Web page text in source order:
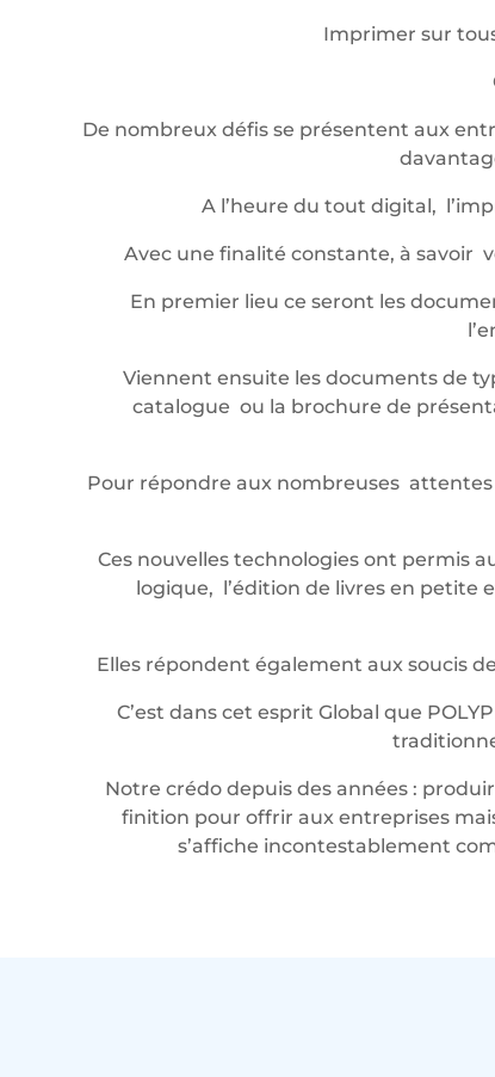
Imprimer sur
De nombreux défis se présentent aux
A l’heure du tout digital,
Avec une finalité constante, à savoir
En premier lieu ce seront les
Viennent ensuite les documents de
catalogue ou la brochure de
Pour répondre aux nombreuses attentes
Ces nouvelles technologies ont permis
logique, l’édition de livres en
Elles répondent également aux soucis
C’est dans cet esprit Global que
Notre crédo depuis des années :
finition pour offrir aux entreprises
s’affiche incontestablement